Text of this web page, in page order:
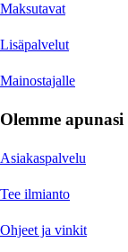
Maksutavat
Lisäpalvelut
Mainostajalle
Olemme apunasi
Asiakaspalvelu
Tee ilmianto
Ohjeet ja vinkit